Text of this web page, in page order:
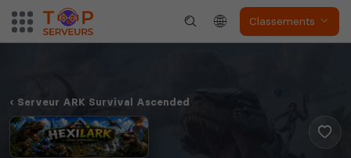
Classements
Serveur ARK Survival Ascended